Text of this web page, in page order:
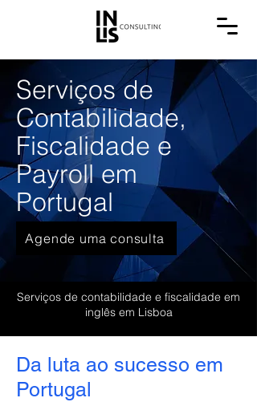
Serviços de
Contabilidade,
Fiscalidade e
Payroll em
Portugal
Agende uma consulta
Serviços de contabilidade e fiscalidade em
inglês em Lisboa
Da luta ao sucesso em
Portugal